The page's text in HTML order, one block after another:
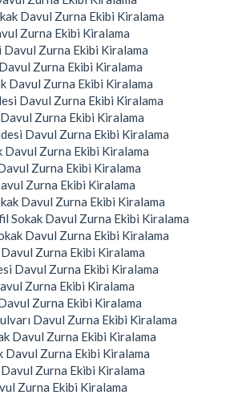
Davul Zurna Ekibi Kiralama
Zurna Ekibi Kiralama
Davul Zurna Ekibi Kiralama
Zurna Ekibi Kiralama
Davul Zurna Ekibi Kiralama
Davul Zurna Ekibi Kiralama
Zurna Ekibi Kiralama
Davul Zurna Ekibi Kiralama
Davul Zurna Ekibi Kiralama
Zurna Ekibi Kiralama
Zurna Ekibi Kiralama
Davul Zurna Ekibi Kiralama
Sokak Davul Zurna Ekibi Kiralama
Davul Zurna Ekibi Kiralama
Davul Zurna Ekibi Kiralama
Davul Zurna Ekibi Kiralama
Zurna Ekibi Kiralama
Zurna Ekibi Kiralama
Davul Zurna Ekibi Kiralama
Davul Zurna Ekibi Kiralama
Davul Zurna Ekibi Kiralama
Zurna Ekibi Kiralama
Zurna Ekibi Kiralama